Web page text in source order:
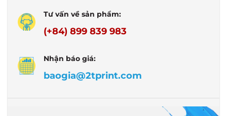
Tư vấn về sản phẩm:
(+84) 899 839 983
Nhận báo giá:
baogia@2tprint.com